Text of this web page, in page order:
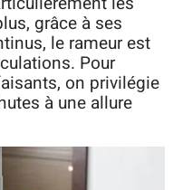
grâce à ses
le rameur est
Pour
on privilégie
à une allure